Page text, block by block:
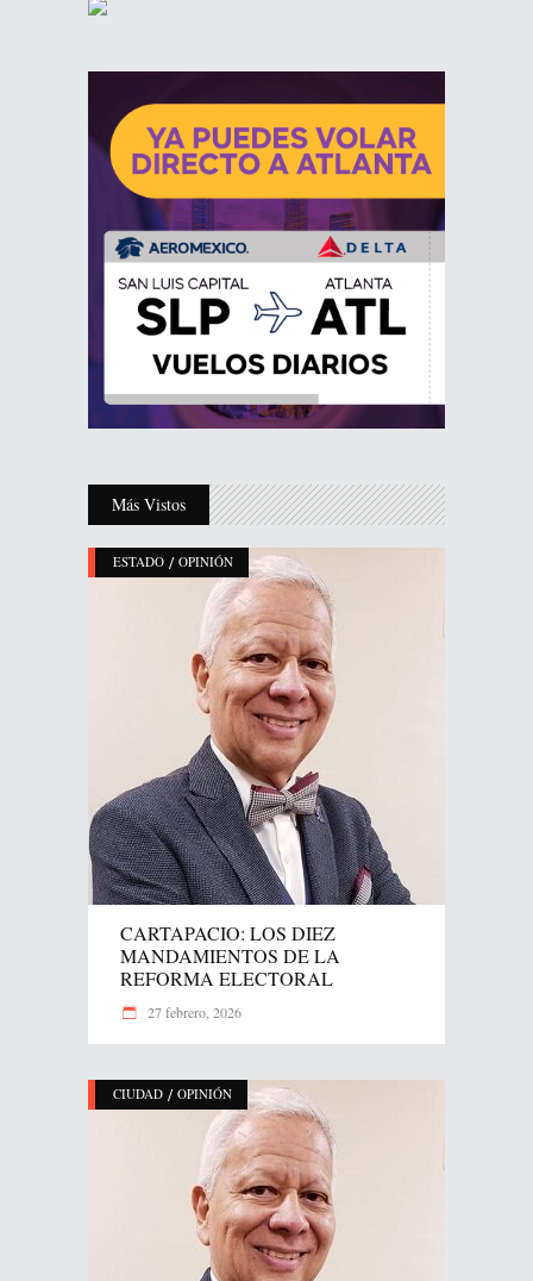
Más Vistos
ESTADO / OPINIÓN
CARTAPACIO: LOS DIEZ
MANDAMIENTOS DE LA
REFORMA ELECTORAL
27 febrero, 2026
CIUDAD / OPINIÓN